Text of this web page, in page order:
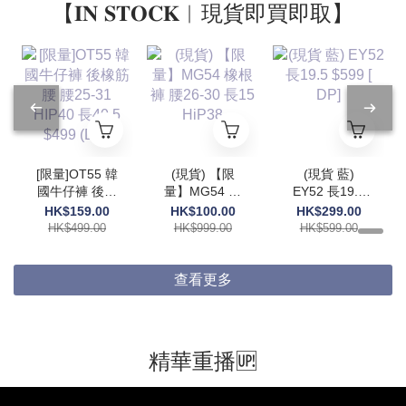
【𝐈𝐍 𝐒𝐓𝐎𝐂𝐊︱現貨即買即取】
[限量]OT55 韓
國牛仔褲 後橡
筋腰 腰25-31
HIP40 長40.5
HK$159.00
HK$499.00
(現貨) 【限
量】MG54 橡
根褲 腰26-30
長15 HiP38
HK$100.00
HK$999.00
(現貨 藍)
EY52 長19.5
$599 [ DP]
HK$299.00
HK$599.00
查看更多
精華重播🆙